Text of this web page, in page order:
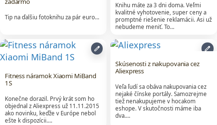
Tip na ďalšiu fotoknihu za pár euro...
Knihu máte za 3 dni doma. Veľmi
kvalitné vyhotovenie, super ceny a
promptné riešenie reklamácii. Asi už
nebudeme meniť. To…
edit
Fitness náramok Xiaomi MiBand
1S
Konečne dorazil. Prvý krát som ho
objednal z Aliexpress už 11.11.2015
ako novinku, keďže v Európe nebol
ešte k dispozícii.…
edit
Skúsenosti z nakupovania cez
Aliexpress
Veľa ľudí sa obáva nakupovania cez
nejaké čínske portály. Samozrejme
tiež nenakupujeme v hocakom
eshope. V skutočnosti máme iba
dva.…